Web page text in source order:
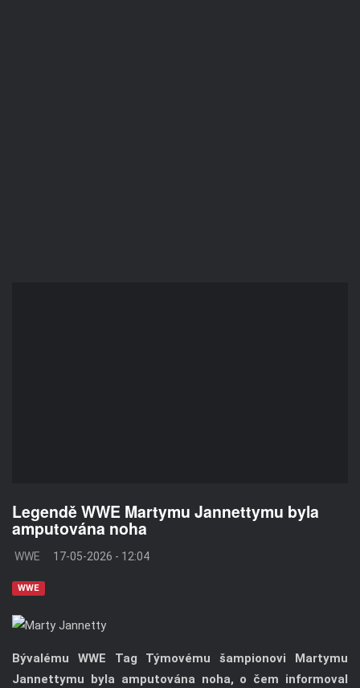
Legendě WWE Martymu Jannettymu byla
amputována noha
WWE 17-05-2026 - 12:04
WWE
Bývalému WWE Tag Týmovému šampionovi Martymu
Jannettymu byla amputována noha, o čem informoval